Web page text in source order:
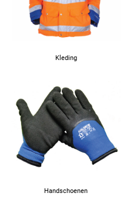
42
Kleding
Handschoenen